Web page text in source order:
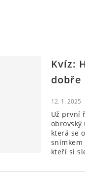
Kvíz:
dobře
12. 1. 2025
Už první
obrovský
která se
kteří si